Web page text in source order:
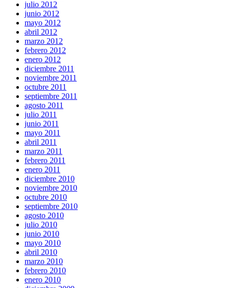
julio 2012
junio 2012
mayo 2012
abril 2012
marzo 2012
febrero 2012
enero 2012
diciembre 2011
noviembre 2011
octubre 2011
septiembre 2011
agosto 2011
julio 2011
junio 2011
mayo 2011
abril 2011
marzo 2011
febrero 2011
enero 2011
diciembre 2010
noviembre 2010
octubre 2010
septiembre 2010
agosto 2010
julio 2010
junio 2010
mayo 2010
abril 2010
marzo 2010
febrero 2010
enero 2010